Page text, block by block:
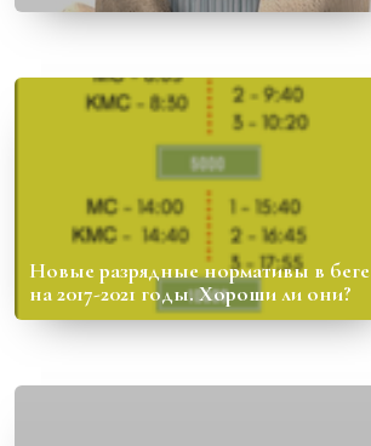
Новые разрядные нормативы в беге
на 2017-2021 годы. Хороши ли они?